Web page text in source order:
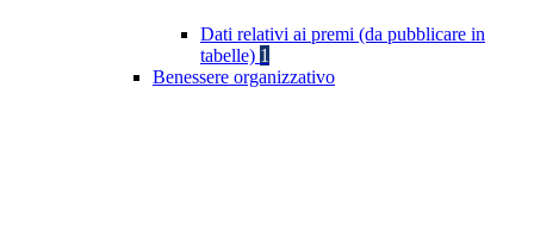
Dati relativi ai premi (da pubblicare in
tabelle) 1
Benessere organizzativo